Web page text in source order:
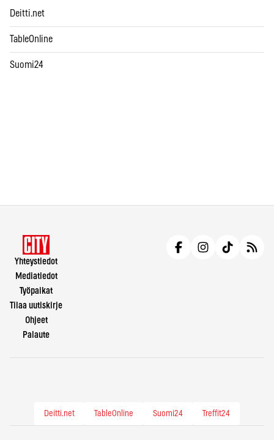
Deitti.net
TableOnline
Suomi24
Yhteystiedot
Mediatiedot
Työpaikat
Tilaa uutiskirje
Ohjeet
Palaute
Deitti.net TableOnline Suomi24 Treffit24